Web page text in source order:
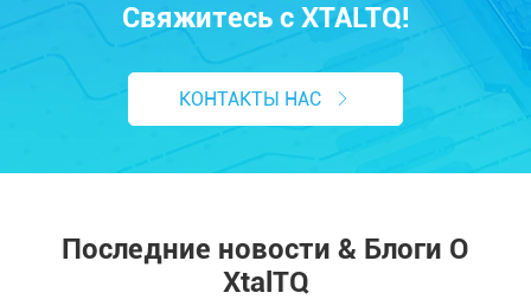
Свяжитесь с XTALTQ!
КОНТАКТЫ НАС 
Последние новости & Блоги О
XtalTQ